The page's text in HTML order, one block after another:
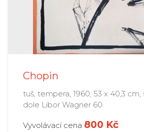
Chopin
tuš, tempera, 1960, 53 x 40,3 cm,
dole Libor Wagner 60
Vyvolávací cena 800 Kč